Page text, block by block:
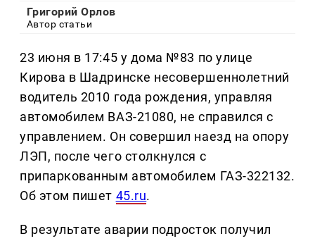
Григорий Орлов
Автор статьи
23 июня в 17:45 у дома №83 по улице
Кирова в Шадринске несовершеннолетний
водитель 2010 года рождения, управляя
автомобилем ВАЗ-21080, не справился с
управлением. Он совершил наезд на опору
ЛЭП, после чего столкнулся с
припаркованным автомобилем ГАЗ-322132.
Об этом пишет 45.ru.
В результате аварии подросток получил